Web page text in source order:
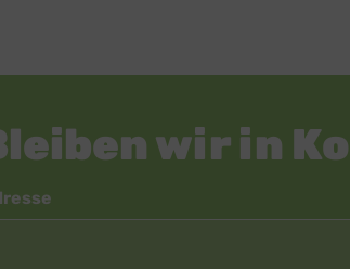
wir in